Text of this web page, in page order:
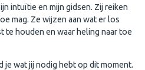
intuïtie en mijn gidsen. Zij reiken
mag. Ze wijzen aan wat er los
te houden en waar heling naar toe
je wat jij nodig hebt op dit moment.